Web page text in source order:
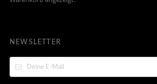
NEWSLETTER